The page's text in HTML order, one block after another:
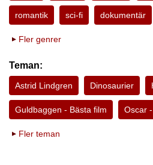
romantik sci-fi dokumentär
Fler genrer
Teman:
Astrid Lindgren Dinosaurier
Guldbaggen - Bästa film Oscar
Fler teman